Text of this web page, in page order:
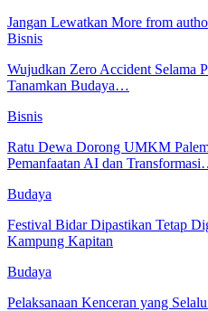
Jangan Lewatkan More from
Bisnis
Wujudkan Zero Accident Selama
Tanamkan Budaya…
Bisnis
Ratu Dewa Dorong UMKM
Pemanfaatan AI dan
Budaya
Festival Bidar Dipastikan Tetap
Kampung Kapitan
Budaya
Pelaksanaan Kenceran yang